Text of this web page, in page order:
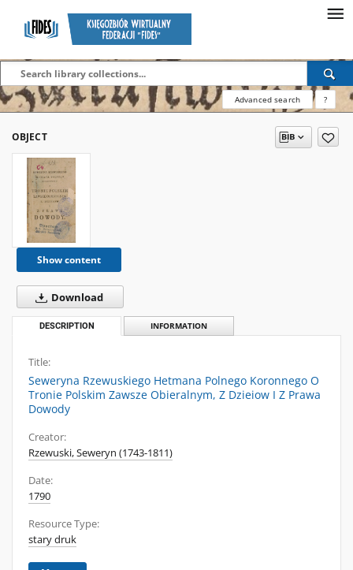
Advanced search ?
OBJECT
Show content
Download
DESCRIPTION INFORMATION
Title:
Seweryna Rzewuskiego Hetmana Polnego Koronnego O
Tronie Polskim Zawsze Obieralnym, Z Dzieiow I Z Prawa
Dowody
Creator:
Rzewuski, Seweryn (1743-1811)
Date:
1790
Resource Type:
stary druk